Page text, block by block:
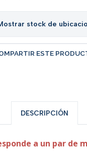
stock de
ESTE
DESCRIPCIÓN
a un par de